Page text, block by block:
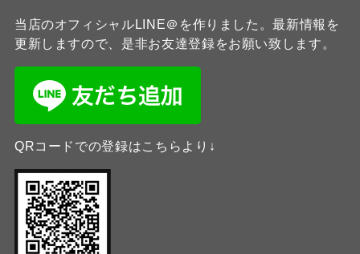
当店のオフィシャルLINE＠を作りました。最新情報を
更新しますので、是非お友達登録をお願い致します。
QRコードでの登録はこちらより↓